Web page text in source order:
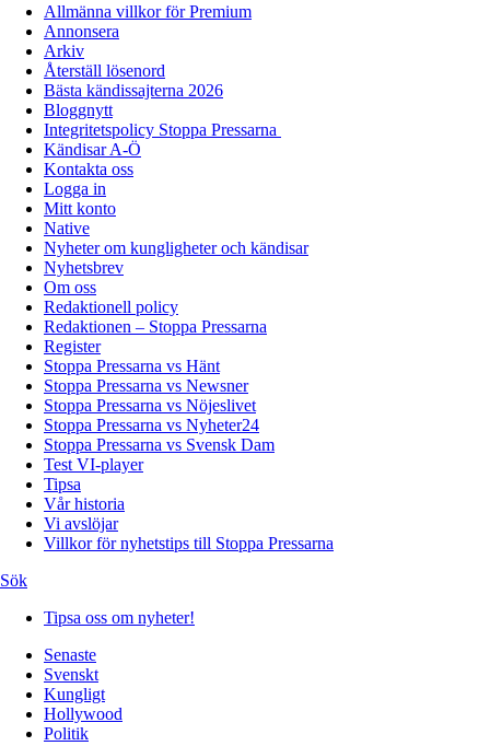
Allmänna villkor för Premium
Annonsera
Arkiv
Återställ lösenord
Bästa kändissajterna 2026
Bloggnytt
Integritetspolicy Stoppa Pressarna
Kändisar A-Ö
Kontakta oss
Logga in
Mitt konto
Native
Nyheter om kungligheter och kändisar
Nyhetsbrev
Om oss
Redaktionell policy
Redaktionen – Stoppa Pressarna
Register
Stoppa Pressarna vs Hänt
Stoppa Pressarna vs Newsner
Stoppa Pressarna vs Nöjeslivet
Stoppa Pressarna vs Nyheter24
Stoppa Pressarna vs Svensk Dam
Test VI-player
Tipsa
Vår historia
Vi avslöjar
Villkor för nyhetstips till Stoppa Pressarna
Sök
Tipsa oss om nyheter!
Senaste
Svenskt
Kungligt
Hollywood
Politik